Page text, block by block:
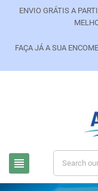
ENVIO GRÁTIS A
FAÇA JÁ A SUA
view_headline